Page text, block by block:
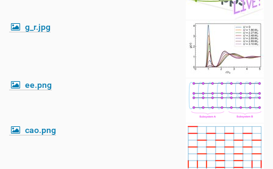
g_r.jpg
ee.png
cao.png